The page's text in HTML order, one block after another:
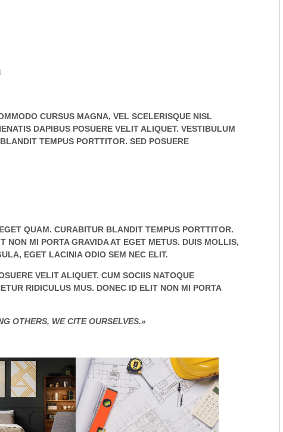
CURSUS MAGNA, VEL SCELERISQUE NISL
DAPIBUS POSUERE VELIT ALIQUET. VESTIBULUM
TEMPUS PORTTITOR. SED POSUERE
QUAM. CURABITUR BLANDIT TEMPUS PORTTITOR.
MI PORTA GRAVIDA AT EGET METUS. DUIS MOLLIS,
EGET LACINIA ODIO SEM NEC ELIT.
VELIT ALIQUET. CUM SOCIIS NATOQUE
RIDICULUS MUS. DONEC ID ELIT NON MI PORTA
OTHERS, WE CITE OURSELVES.»